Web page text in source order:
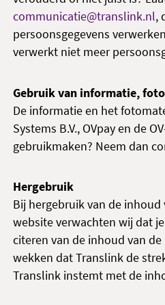
communicatie@translink.nl,
persoonsgegevens
verwerkt niet meer
Gebruik van informatie,
De informatie en het
Systems B.V., OVpay en de
gebruikmaken? Neem dan
Hergebruik
Bij hergebruik van de
website verwachten wij dat
citeren van de inhoud van
wekken dat Translink de
Translink instemt met de